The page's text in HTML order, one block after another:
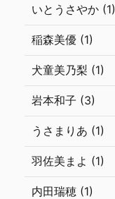
いとうさやか (1)
稲森美優 (1)
犬童美乃梨 (1)
岩本和子 (3)
うさまりあ (1)
羽佐美まよ (1)
内田瑞穂 (1)